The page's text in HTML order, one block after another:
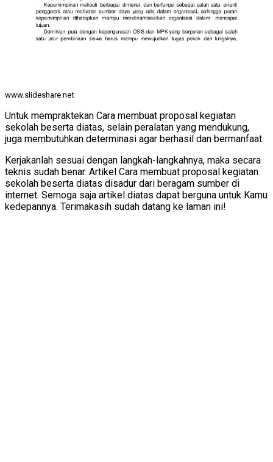
www.slideshare.net
Untuk mempraktekan Cara membuat proposal kegiatan
sekolah beserta diatas, selain peralatan yang mendukung,
juga membutuhkan determinasi agar berhasil dan bermanfaat.
Kerjakanlah sesuai dengan langkah-langkahnya, maka secara
teknis sudah benar. Artikel Cara membuat proposal kegiatan
sekolah beserta diatas disadur dari beragam sumber di
internet. Semoga saja artikel diatas dapat berguna untuk Kamu
kedepannya. Terimakasih sudah datang ke laman ini!